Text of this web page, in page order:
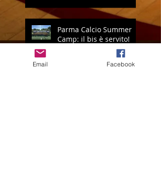
Parma Calcio Summer
Camp: il bis è servito!
Email Facebook